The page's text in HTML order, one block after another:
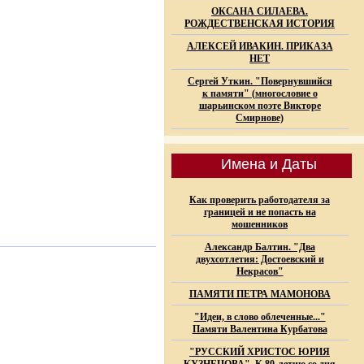
ОКСАНА СИЛАЕВА.
РОЖДЕСТВЕНСКАЯ ИСТОРИЯ
АЛЕКСЕЙ ИВАКИН. ПРИКАЗА
НЕТ
Сергей Уткин. "Повернувшийся
к памяти" (многословие о
шарьинском поэте Викторе
Смирнове)
Имена и Даты
Как проверить работодателя за
границей и не попасть на
мошенников
Александр Балтин. "Два
двухсотлетия: Достоевский и
Некрасов"
ПАМЯТИ ПЕТРА МАМОНОВА
"Идеи, в слово облеченные..."
Памяти Валентина Курбатова
"РУССКИЙ ХРИСТОС ЮРИЯ